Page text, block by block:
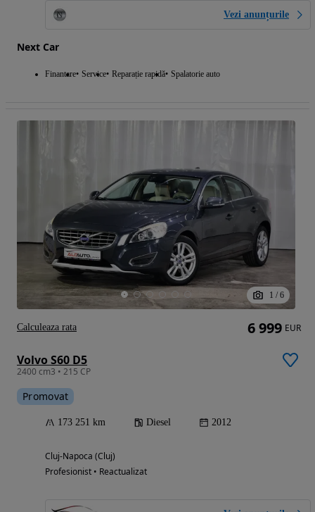
Vezi anunțurile
Next Car
Finantare Service Reparație rapidă Spalatorie auto
1 / 6
Volvo S60 D5
2400 cm3 • 215 CP
Promovat
173 251 km Diesel 2012
Cluj-Napoca (Cluj)
Profesionist • Reactualizat
6 999 EUR
Calculeaza rata